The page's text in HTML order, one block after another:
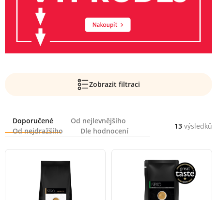
Zobrazit filtraci
Řazení
Doporučené
Od nejlevnějšího
Od nejdražšího
Dle hodnocení
13 výsledků